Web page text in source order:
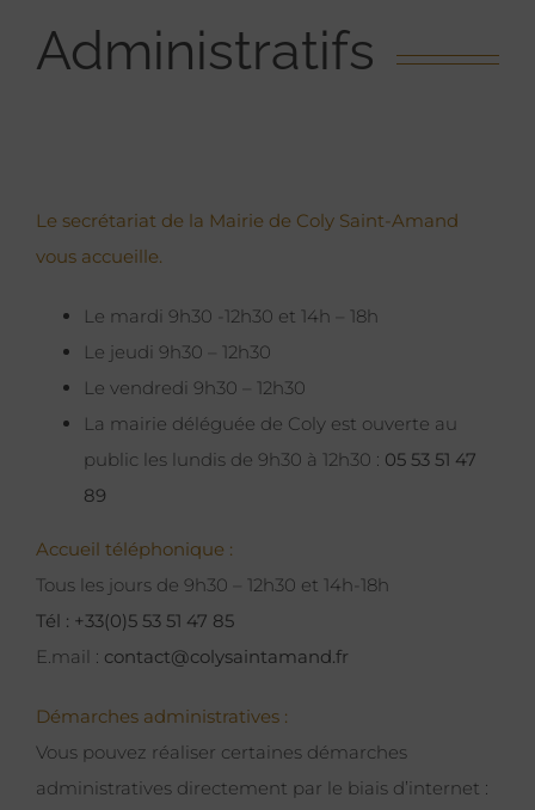
Administratifs
Le secrétariat de la Mairie de Coly Saint-Amand
vous accueille.
Le mardi 9h30 -12h30 et 14h – 18h
Le jeudi 9h30 – 12h30
Le vendredi 9h30 – 12h30
La mairie déléguée de Coly est ouverte au
public les lundis de 9h30 à 12h30 : 05 53 51 47
89
Accueil téléphonique :
Tous les jours de 9h30 – 12h30 et 14h-18h
Tél : +33(0)5 53 51 47 85
E.mail : contact@colysaintamand.fr
Démarches administratives :
Vous pouvez réaliser certaines démarches
administratives directement par le biais d’internet :